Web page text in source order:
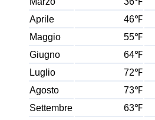
Aprile
46℉
Maggio
55℉
Giugno
64℉
Luglio
72℉
Agosto
73℉
Settembre
63℉